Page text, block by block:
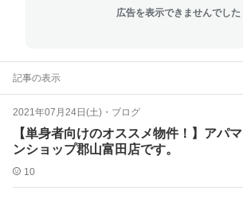
広告を表示できませんでした
記事の表示
2021年07月24日(土) ・ ブログ
【単身者向けのオススメ物件！】アパマ
ンショップ郡山富田店です。
10